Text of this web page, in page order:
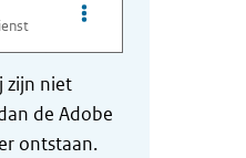
Opties van bestand
zijn niet
de Adobe
ontstaan.